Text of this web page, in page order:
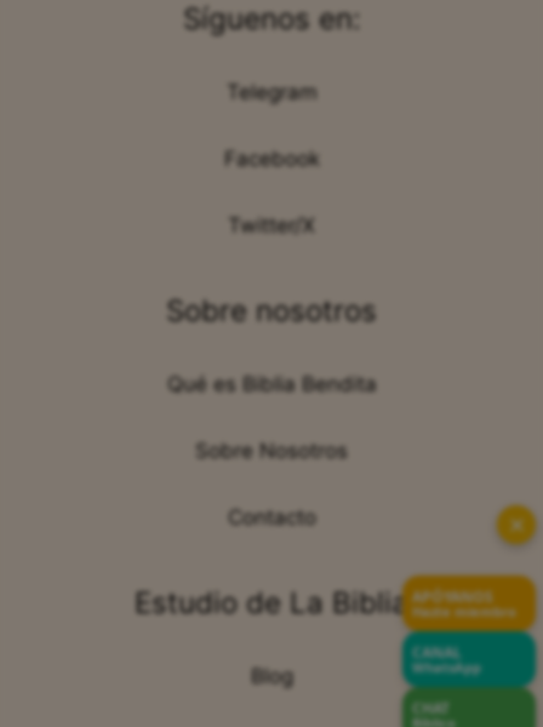
Síguenos en:
Telegram
Facebook
Twitter/X
Sobre nosotros
Qué es Biblia Bendita
Sobre Nosotros
Contacto
Estudio de La Biblia
Blog
✕
APÓYANOS
Hazte miembro
CANAL
WhatsApp
CHAT
Bíblico